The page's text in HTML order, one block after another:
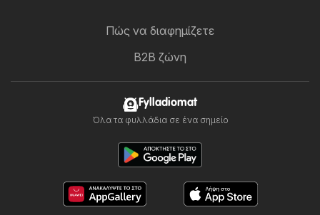
Πώς να διαφημίζετε
B2B ζώνη
Fylladiomat
Όλα τα φυλλάδια σε ένα σημείο